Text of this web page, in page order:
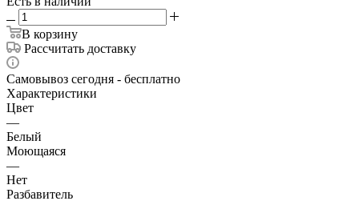
В корзину
Рассчитать доставку
Самовывоз сегодня - бесплатно
Характеристики
Цвет
—
Белый
Моющаяся
—
Нет
Разбавитель